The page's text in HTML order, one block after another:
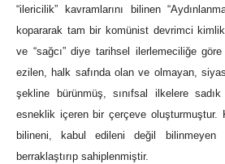
“ilericilik” kavramlarını bilinen
kopararak tam bir komünist devrimci
ve “sağcı” diye tarihsel ilerlemeciliğe
ezilen, halk safında olan ve olmayan,
şekline bürünmüş, sınıfsal ilkelere
esneklik içeren bir çerçeve oluşturmuştur.
bilineni, kabul edileni değil bilinmeyen
berraklaştırıp sahiplenmiştir.